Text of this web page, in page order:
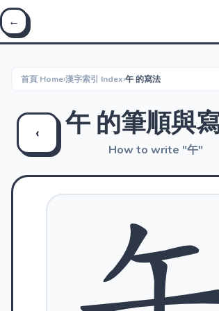
←
首頁 Home›漢字索引 Index›午 的寫法
‹ 午 的筆順與
How to write "午"